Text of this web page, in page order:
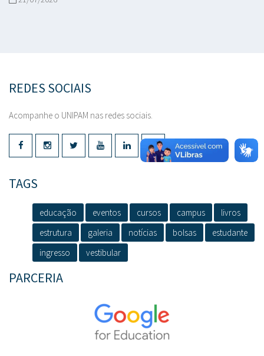
REDES SOCIAIS
Acompanhe o UNIPAM nas redes sociais.
TAGS
educação eventos cursos campus
livros
estrutura
galeria notícias bolsas
estudante
ingresso
vestibular
PARCERIA